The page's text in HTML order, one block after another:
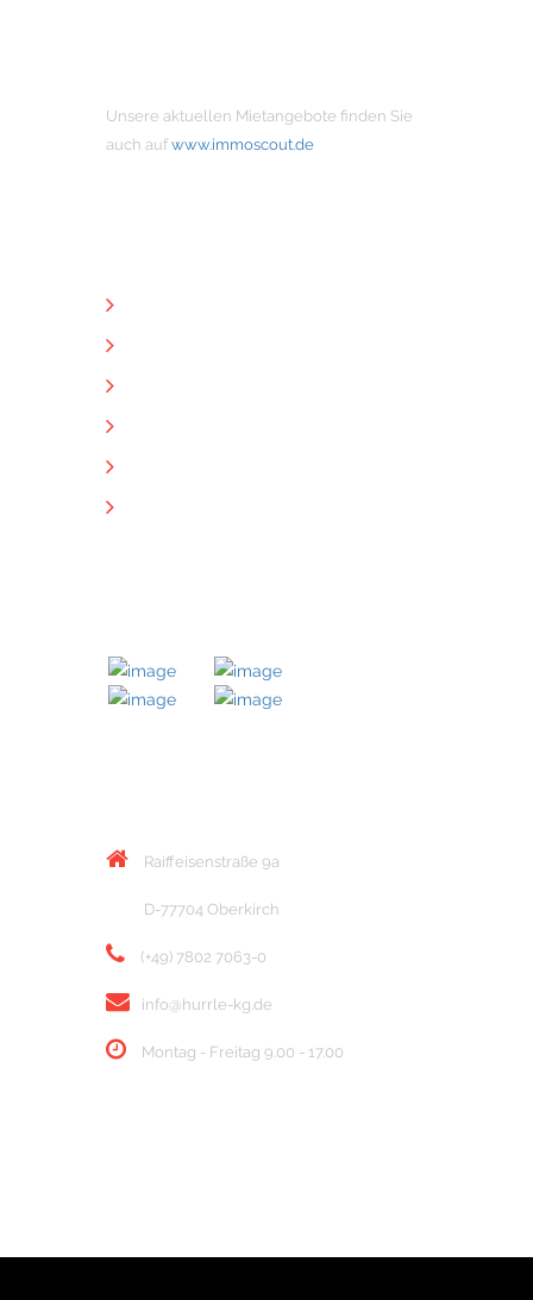
Unsere aktuellen Mietangebote finden Sie
auch auf www.immoscout.de
Raiffeisenstraße 9a
D-77704 Oberkirch
(+49) 7802 7063-0
info@hurrle-kg.de
Montag - Freitag 9.00 - 17.00